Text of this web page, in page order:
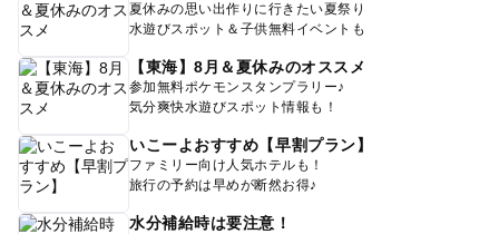
夏休みの思い出作りに行きたい夏祭り
水遊びスポット＆子供無料イベントも
【東海】8月＆夏休みのオススメ
参加無料ポケモンスタンプラリー♪
気分爽快水遊びスポット情報も！
いこーよおすすめ【早割プラン】
ファミリー向け人気ホテルも！
旅行の予約は早めが断然お得♪
水分補給時は要注意！